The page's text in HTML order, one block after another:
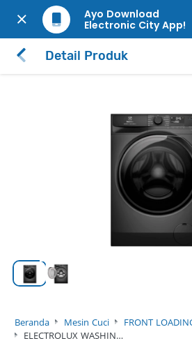
Ayo Download
Electronic City App!
Detail Produk
Beranda Mesin Cuci FRONT
ELECTROLUX WASHIN…